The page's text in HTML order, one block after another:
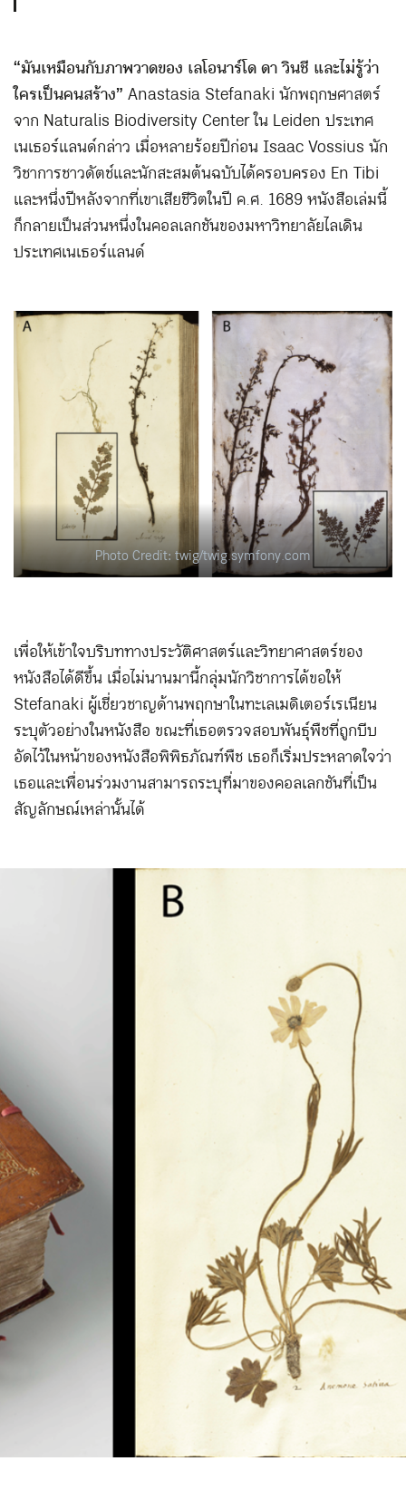
“มันเหมือนกับภาพวาดของ เลโอนาร์โด ดา วินชี และไม่รู้ว่า
ใครเป็นคนสร้าง”Anastasia Stefanaki นักพฤกษศาสตร์
จาก Naturalis Biodiversity Center ใน Leiden ประเทศ
เนเธอร์แลนด์กล่าว เมื่อหลายร้อยปีก่อน Isaac Vossius นัก
วิชาการชาวดัตช์และนักสะสมต้นฉบับได้ครอบครอง En Tibi
และหนึ่งปีหลังจากที่เขาเสียชีวิตในปี ค.ศ. 1689 หนังสือเล่มนี้
ก็กลายเป็นส่วนหนึ่งในคอลเลกชันของมหาวิทยาลัยไลเดิน
ประเทศเนเธอร์แลนด์
Photo Credit: twig/twig.symfony.com
เพื่อให้เข้าใจบริบททางประวัติศาสตร์และวิทยาศาสตร์ของ
หนังสือได้ดีขึ้น เมื่อไม่นานมานี้กลุ่มนักวิชาการได้ขอให้
Stefanaki ผู้เชี่ยวชาญด้านพฤกษาในทะเลเมดิเตอร์เรเนียน
ระบุตัวอย่างในหนังสือ ขณะที่เธอตรวจสอบพันธุ์พืชที่ถูกบีบ
อัดไว้ในหน้าของหนังสือพิพิธภัณฑ์พืช เธอก็เริ่มประหลาดใจว่า
เธอและเพื่อนร่วมงานสามารถระบุที่มาของคอลเลกชันที่เป็น
สัญลักษณ์เหล่านั้นได้